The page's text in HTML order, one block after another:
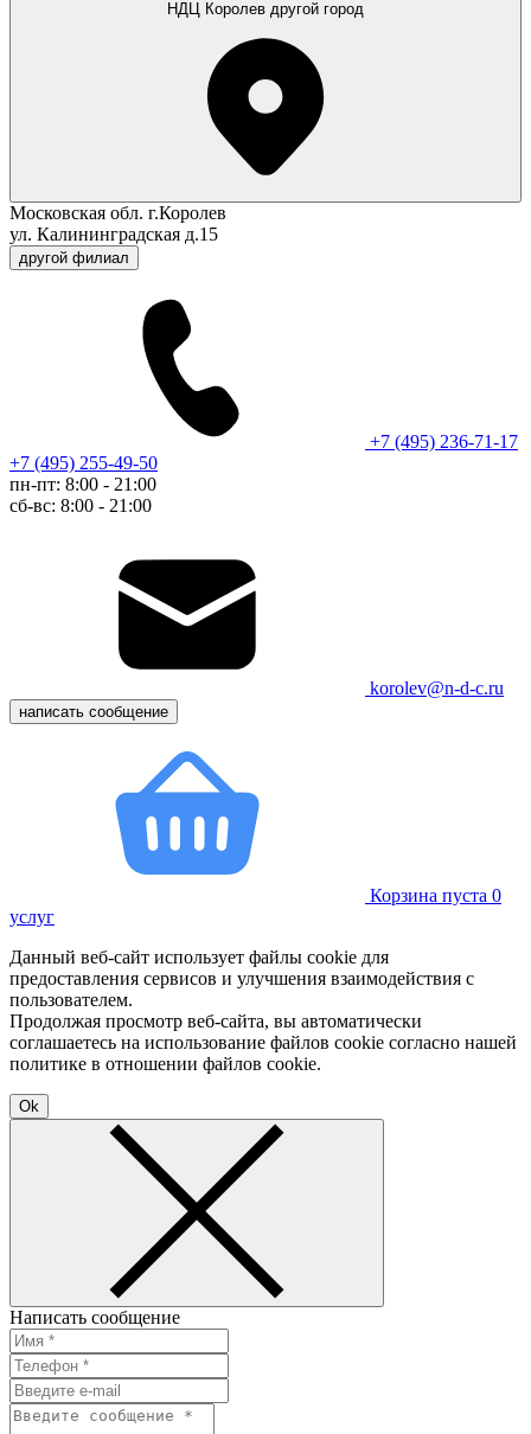
НДЦ Королев другой город
Московская обл. г.Королев
ул. Калининградская д.15
другой филиал
+7 (495) 236-71-17
+7 (495) 255-49-50
пн-пт: 8:00 - 21:00
сб-вс: 8:00 - 21:00
korolev@n-d-c.ru
написать сообщение
Корзина пуста 0
услуг
Данный веб-сайт использует файлы cookie для
предоставления сервисов и улучшения взаимодействия с
пользователем.
Продолжая просмотр веб-сайта, вы автоматически
соглашаетесь на использование файлов cookie согласно нашей
политике в отношении файлов cookie.
Ok
Написать сообщение